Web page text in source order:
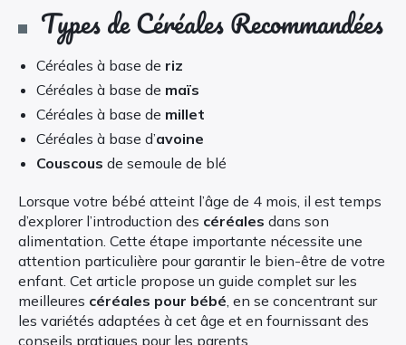
Types de Céréales Recommandées
Céréales à base de riz
Céréales à base de maïs
Céréales à base de millet
Céréales à base d’avoine
Couscous de semoule de blé
Lorsque votre bébé atteint l’âge de 4 mois, il est temps
d’explorer l’introduction des céréales dans son
alimentation. Cette étape importante nécessite une
attention particulière pour garantir le bien-être de votre
enfant. Cet article propose un guide complet sur les
meilleures céréales pour bébé , en se concentrant sur
les variétés adaptées à cet âge et en fournissant des
conseils pratiques pour les parents.